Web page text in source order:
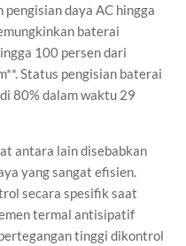
daya AC hingga
baterai
100 persen dari
Status pengisian baterai
80% dalam waktu 29
antara lain disebabkan
yang sangat efisien.
secara spesifik saat
termal antisipatif
tinggi dikontrol